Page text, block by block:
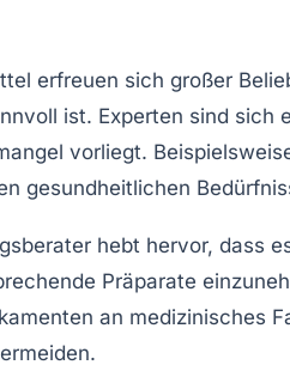
erfreuen sich großer
ist. Experten sind sich
vorliegt.
gesundheitlichen
hebt hervor, dass
Präparate
an medizinisches